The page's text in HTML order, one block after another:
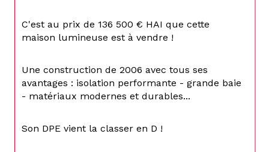
C'est au prix de 136 500 € HAI que cette
maison lumineuse est à vendre !
Une construction de 2006 avec tous ses
avantages : isolation performante - grande baie
- matériaux modernes et durables...
Son DPE vient la classer en D !